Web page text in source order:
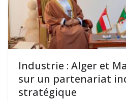
Industrie : Alger et
sur un partenariat
stratégique